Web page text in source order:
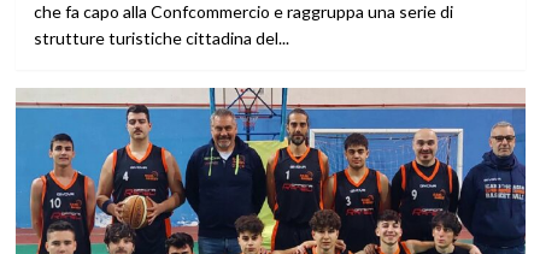
che fa capo alla Confcommercio e raggruppa una serie di
strutture turistiche cittadina del...